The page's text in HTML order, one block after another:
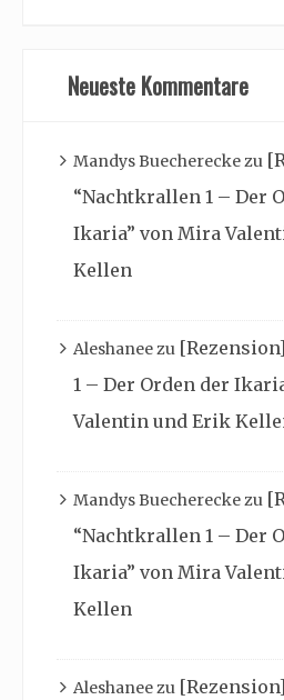
Neueste Kommentare
Mandys Buechereckezu
“Nachtkrallen 1 – Der
Ikaria” von Mira
Kellen
Aleshaneezu
1 – Der Orden der
Valentin und Erik
Mandys Buechereckezu
“Nachtkrallen 1 – Der
Ikaria” von Mira
Kellen
Aleshaneezu